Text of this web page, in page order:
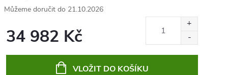
21.10.2026
34 982 Kč
VLOŽIT DO KOŠÍKU